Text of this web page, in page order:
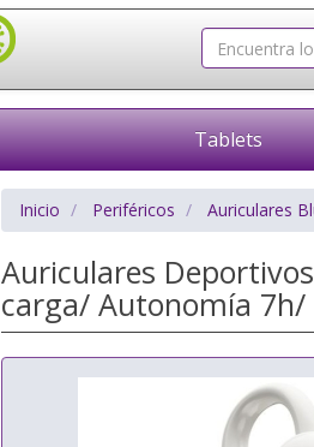
Tablets
Inicio Periféricos Auriculares
Auriculares
carga/ Autonomía 7h/